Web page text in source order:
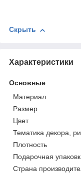
Скрыть
Характеристики
Основные
Материал
Размер
Цвет
Тематика декора,
Плотность
Подарочная
Страна